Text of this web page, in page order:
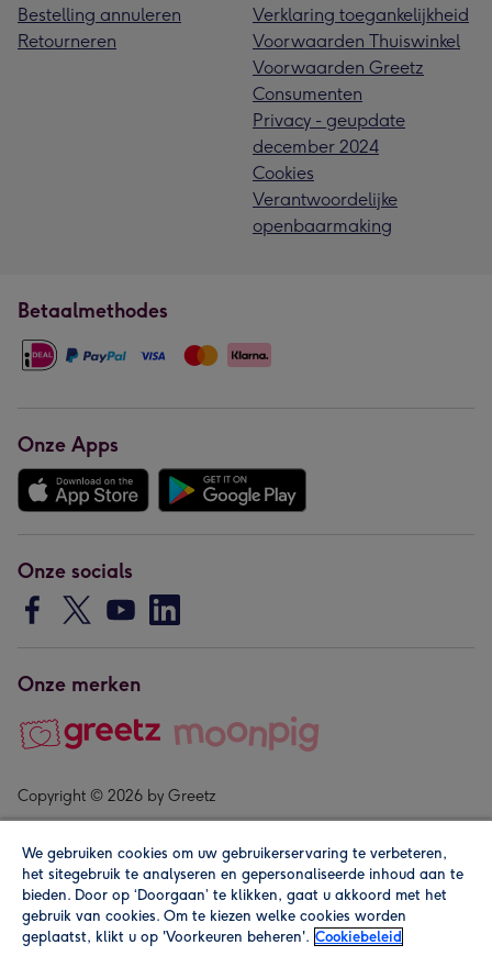
Bestelling annuleren
Retourneren
Verklaring toegankelijkheid
Voorwaarden Thuiswinkel
Voorwaarden Greetz
Consumenten
Privacy - geupdate
december 2024
Cookies
Verantwoordelijke
openbaarmaking
Betaalmethodes
Onze Apps
Onze socials
Onze merken
Copyright © 2026 by Greetz
Alle prijzen zijn inclusief btw en andere heffingen. Lees de
We gebruiken cookies om uw gebruikerservaring te verbeteren,
het sitegebruik te analyseren en gepersonaliseerde inhoud aan te
bieden. Door op ‘Doorgaan’ te klikken, gaat u akkoord met het
gebruik van cookies. Om te kiezen welke cookies worden
geplaatst, klikt u op 'Voorkeuren beheren'. Cookiebeleid